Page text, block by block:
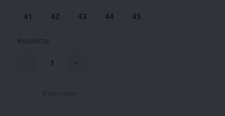
41 42 43 44 45
Кількість:
- +